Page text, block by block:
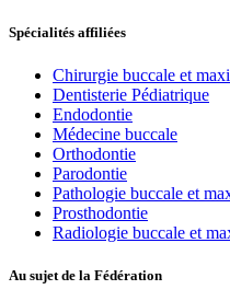
Spécialités affiliées
Chirurgie buccale et
Dentisterie Pédiatrique
Endodontie
Médecine buccale
Orthodontie
Parodontie
Pathologie buccale et
Prosthodontie
Radiologie buccale et
Au sujet de la Fédération